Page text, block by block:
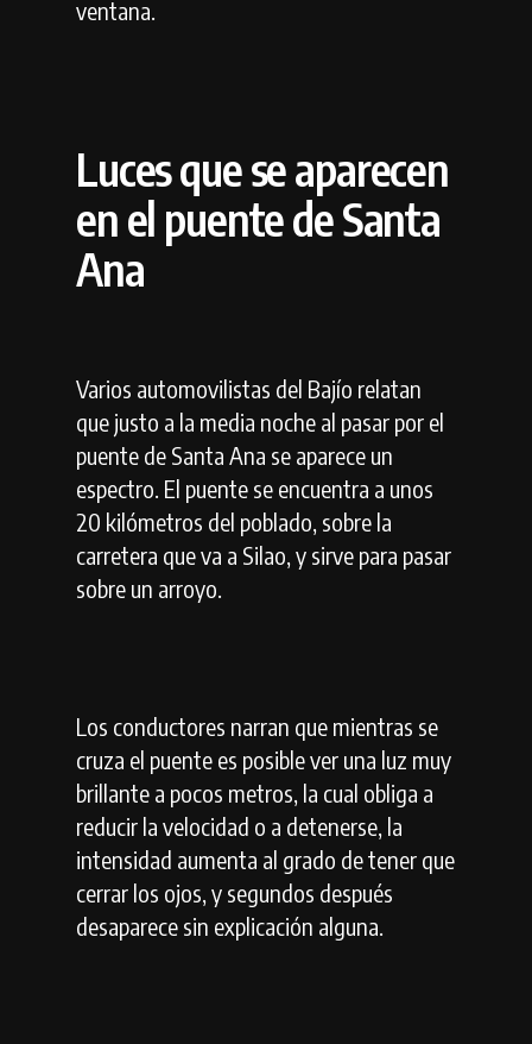
ventana.
Luces que se aparecen
en el puente de Santa
Ana
Varios automovilistas del Bajío relatan
que justo a la media noche al pasar por el
puente de Santa Ana se aparece un
espectro. El puente se encuentra a unos
20 kilómetros del poblado, sobre la
carretera que va a Silao, y sirve para pasar
sobre un arroyo.
Los conductores narran que mientras se
cruza el puente es posible ver una luz muy
brillante a pocos metros, la cual obliga a
reducir la velocidad o a detenerse, la
intensidad aumenta al grado de tener que
cerrar los ojos, y segundos después
desaparece sin explicación alguna.